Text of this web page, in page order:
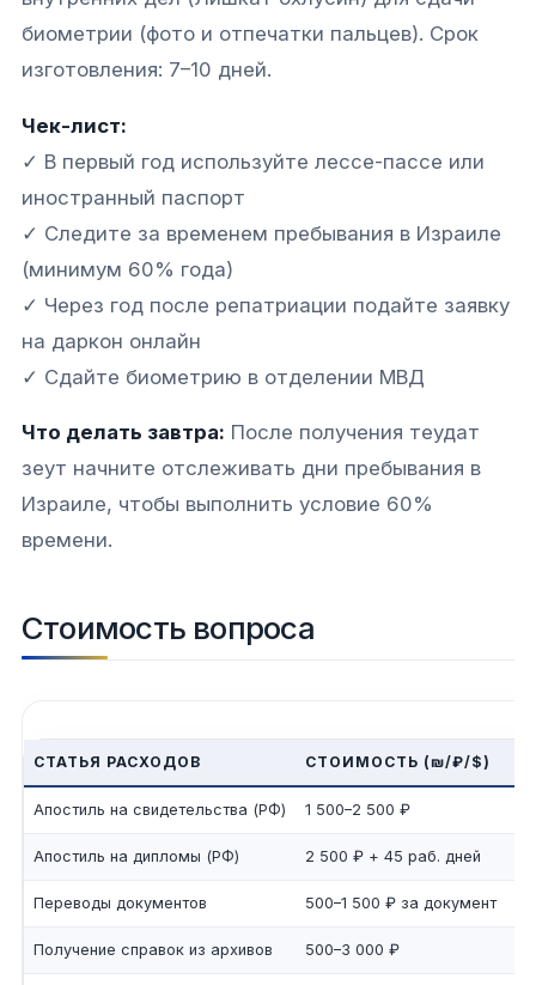
биометрии (фото и отпечатки пальцев). Срок
изготовления: 7–10 дней.
Чек-лист:
✓ В первый год используйте лессе-пассе или
иностранный паспорт
✓ Следите за временем пребывания в Израиле
(минимум 60% года)
✓ Через год после репатриации подайте заявку
на даркон онлайн
✓ Сдайте биометрию в отделении МВД
Что делать завтра: После получения теудат
зеут начните отслеживать дни пребывания в
Израиле, чтобы выполнить условие 60%
времени.
Стоимость вопроса
СТАТЬЯ РАСХОДОВ СТОИМОСТЬ (₪/₽/$)
Апостиль на свидетельства (РФ) 1 500–2 500 ₽
Апостиль на дипломы (РФ) 2 500 ₽ + 45 раб. дней
Переводы документов 500–1 500 ₽ за документ
Получение справок из архивов 500–3 000 ₽